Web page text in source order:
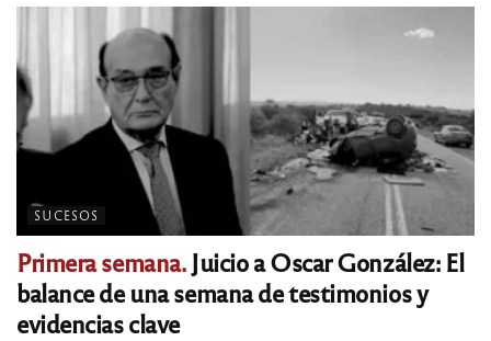
SUCESOS
Primera semana.Juicio a Oscar González: El
balance de una semana de testimonios y
evidencias clave